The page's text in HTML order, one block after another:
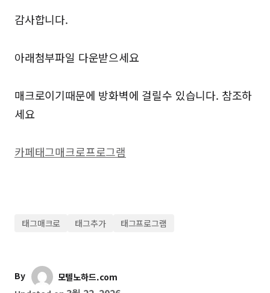
감사합니다.
아래첨부파일 다운받으세요
매크로이기때문에 방화벽에 걸릴수 있습니다. 참조하
세요
카페태그매크로프로그램
태그매크로 태그추가 태그프로그램
By
모텔노하드.com